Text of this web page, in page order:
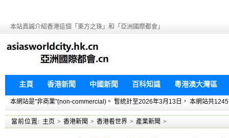
本站真誠介紹香港這個「東方之珠」和「亞洲國際都會」
主頁 香港新聞 中國新聞 百科知識 粵港澳大灣區
本網站是"非商業"(non-commercial)。 暫統計至2026年3月13日， 本網站共
當前位置: 主页 > 香港新聞 > 香港看世界 > 產業新聞 >